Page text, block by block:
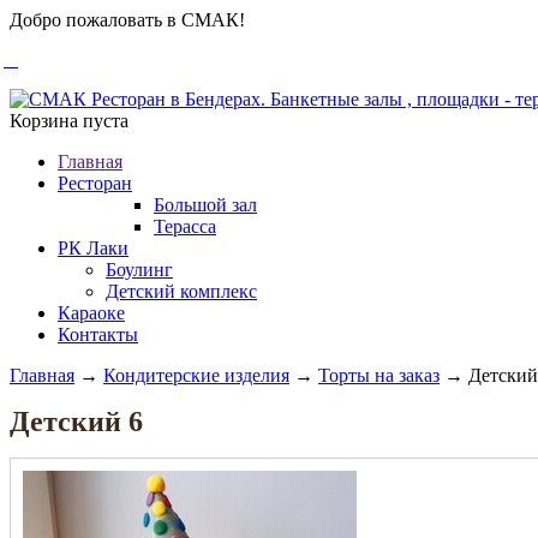
Добро пожаловать в СМАК!
Корзина пуста
Главная
Ресторан
Большой зал
Терасса
РК Лаки
Боулинг
Детский комплекс
Караоке
Контакты
Главная → Кондитерские изделия → Торты на заказ →
Детский 6